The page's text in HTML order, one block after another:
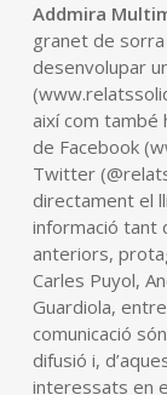
Addmira
granet de
desenvolupar
així com també
de Facebook
Twitter
directament el
informació tant
anteriors,
Carles Puyol,
Guardiola,
comunicació
difusió i,
interessats en